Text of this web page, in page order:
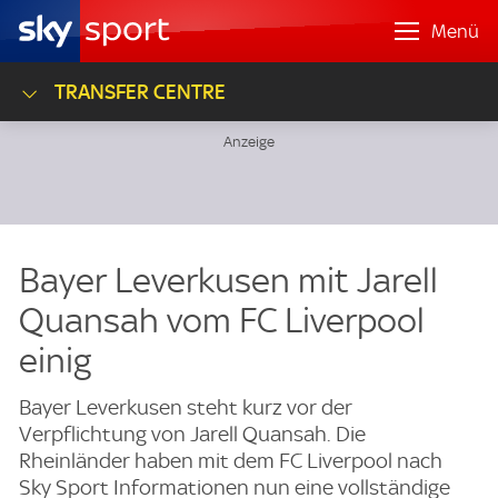
Menü
TRANSFER CENTRE
Bayer Leverkusen mit Jarell
Quansah vom FC Liverpool
einig
Bayer Leverkusen steht kurz vor der
Verpflichtung von Jarell Quansah. Die
Rheinländer haben mit dem FC Liverpool nach
Sky Sport Informationen nun eine vollständige